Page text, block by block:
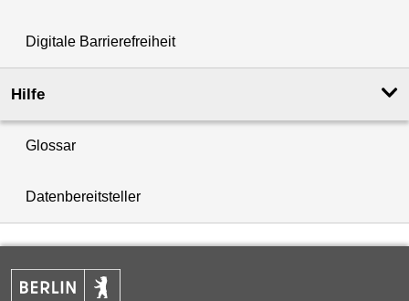
Digitale Barrierefreiheit
Hilfe
Glossar
Datenbereitsteller